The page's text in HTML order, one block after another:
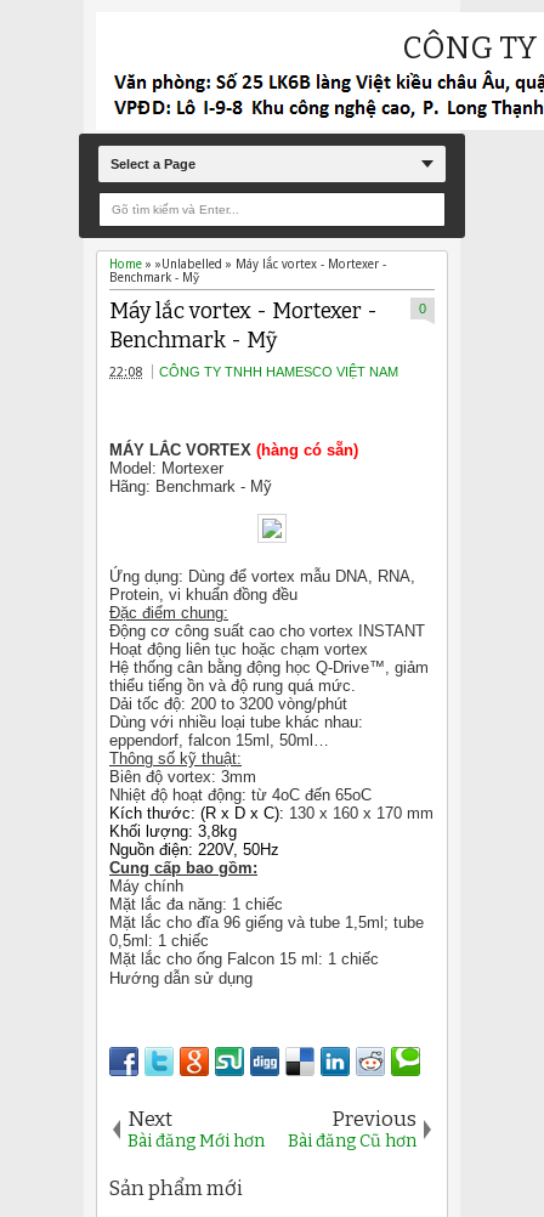
CÔNG
Select a Page
Home » »Unlabelled » Máy lắc vortex - Mortexer -
Benchmark - Mỹ
Máy lắc vortex - Mortexer -
Benchmark - Mỹ
22:08 CÔNG TY TNHH HAMESCO VIỆT NAM
0
MÁY LẮC VORTEX (hàng có sẵn)
Model: Mortexer
Hãng: Benchmark - Mỹ
Ứng dụng: Dùng để vortex mẫu DNA, RNA,
Protein, vi khuẩn đồng đều
Đặc điểm chung:
Động cơ công suất cao cho vortex INSTANT
Hoạt động liên tục hoặc chạm vortex
Hệ thống cân bằng động học Q-Drive™, giảm
thiểu tiếng ồn và độ rung quá mức.
Dải tốc độ: 200 to 3200 vòng/phút
Dùng với nhiều loại tube khác nhau:
eppendorf, falcon 15ml, 50ml…
Thông số kỹ thuật:
Biên độ vortex: 3mm
Nhiệt độ hoạt động: từ 4oC đến 65oC
Kích thước: (R x D x C): 130 x 160 x 170 mm
Khối lượng: 3,8kg
Nguồn điện: 220V, 50Hz
Cung cấp bao gồm:
Máy chính
Mặt lắc đa năng: 1 chiếc
Mặt lắc cho đĩa 96 giếng và tube 1,5ml; tube
0,5ml: 1 chiếc
Mặt lắc cho ống Falcon 15 ml: 1 chiếc
Hướng dẫn sử dụng
Next
Bài đăng Mới hơn
Previous
Bài đăng Cũ hơn
Sản phẩm mới